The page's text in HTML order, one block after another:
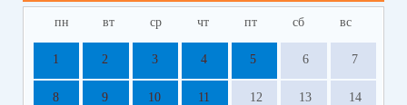
пн вт ср чт пт сб вс
1 2 3 4 5 6 7
8 9 10 11 12 13 14